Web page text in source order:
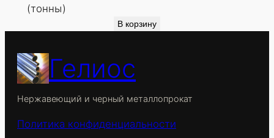
(тонны)
В корзину
Гелиос
Нержавеющий и черный металлопрокат
Политика конфиденциальности